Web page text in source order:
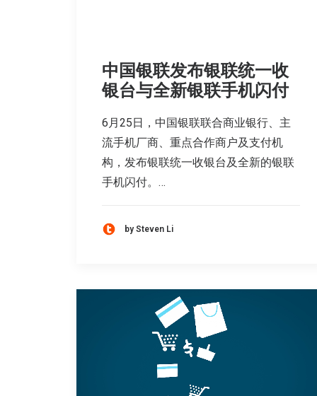
中国银联发布银联统一收
银台与全新银联手机闪付
6月25日，中国银联联合商业银行、主
流手机厂商、重点合作商户及支付机
构，发布银联统一收银台及全新的银联
手机闪付。…
by Steven Li